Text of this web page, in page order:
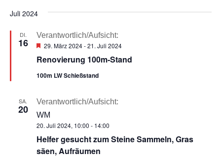
wählen.
Juli 2024
DI.
16 Hervorgehoben
29. März 2024-21. Juli 2024
Renovierung 100m-Stand
100m LW Schießstand
Verantwortlich/Aufsicht:
SA.
20
20. Juli 2024, 10:00 - 14:00
Helfer gesucht zum Steine Sammeln, Gras
säen, Aufräumen
Verantwortlich/Aufsicht:
WM